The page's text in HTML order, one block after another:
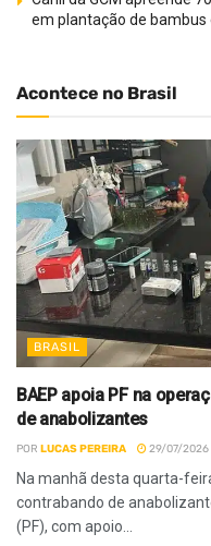
em plantação de bambus
Acontece no Brasil
BRASIL
BAEP apoia PF na
de anabolizantes
POR LUCAS PEREIRA 29/07/2026
Na manhã desta quarta-
contrabando de
(PF), com apoio...